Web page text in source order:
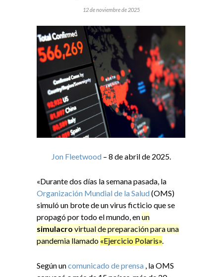
12 de noviembre de 2025
Jon Fleetwood– 8 de abril de 2025.
«Durante dos días la semana pasada, la
Organización Mundial de la Salud(OMS)
simuló un brote de un virus ficticio que se
propagó por todo el mundo, enun
simulacro virtual de preparación para una
pandemia llamado «Ejercicio Polaris».
Según uncomunicado de prensa , la OMS